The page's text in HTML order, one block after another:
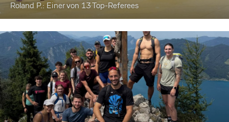
Roland P.: Einer von 13 Top-Referees